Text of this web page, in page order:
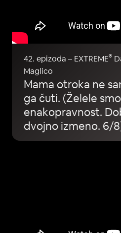
42. epizoda – EXTREME®
Maglico
Mama otroka ne
ga čuti. (Želele smo
enakopravnost.
dvojno izmeno. 6/